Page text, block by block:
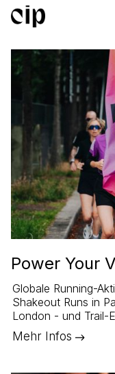
Power Your
Globale Running-
Shakeout Runs in
London - und Trail-
Mehr Infos